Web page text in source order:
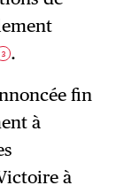
3 .
fin
à
à